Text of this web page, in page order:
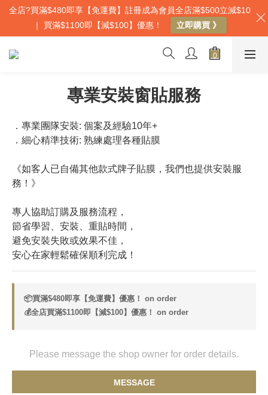
專業安裝窗貼服務
．專業團隊安裝: 個案及經驗10年+
．細心精準技術: 熟練處理各種貼膜
《如客人已自備其他款式牌子貼膜，我們也提供安裝服
務！》
專人協助訂購及服務流程，
節省學習、安裝、重貼時間，
避免安裝失敗或效果不佳，
安心在家輕鬆確保順利完成！
📦買滿$480即享【免運費】優惠！ on order
💰全店買滿$1100即【減$100】優惠！ on order
Please message the shop owner for order details.
MESSAGE
全店?買滿$480即享【免運費】註冊成為會員全店滿$500立減$10
｜ 買滿$1100即【減$100】優惠！
立即購買 》